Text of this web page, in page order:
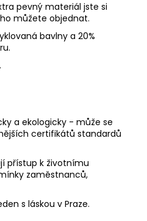
pevný materiál jste si
můžete objednat.
bavlny a 20%
a ekologicky - může se
certifikátů standardů
přístup k životnímu
zaměstnanců,
s láskou v Praze.